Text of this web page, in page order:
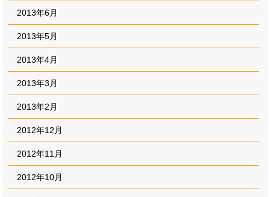
2013年6月
2013年5月
2013年4月
2013年3月
2013年2月
2012年12月
2012年11月
2012年10月